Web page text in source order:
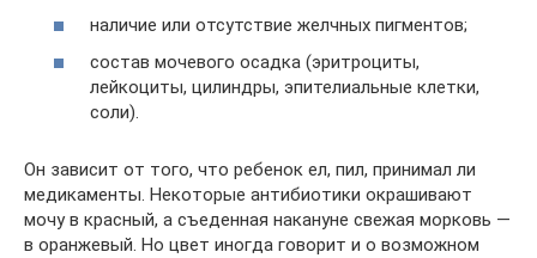
наличие или отсутствие желчных пигментов;
состав мочевого осадка (эритроциты,
лейкоциты, цилиндры, эпителиальные клетки,
соли).
Он зависит от того, что ребенок ел, пил, принимал ли
медикаменты. Некоторые антибиотики окрашивают
мочу в красный, а съеденная накануне свежая морковь —
в оранжевый. Но цвет иногда говорит и о возможном